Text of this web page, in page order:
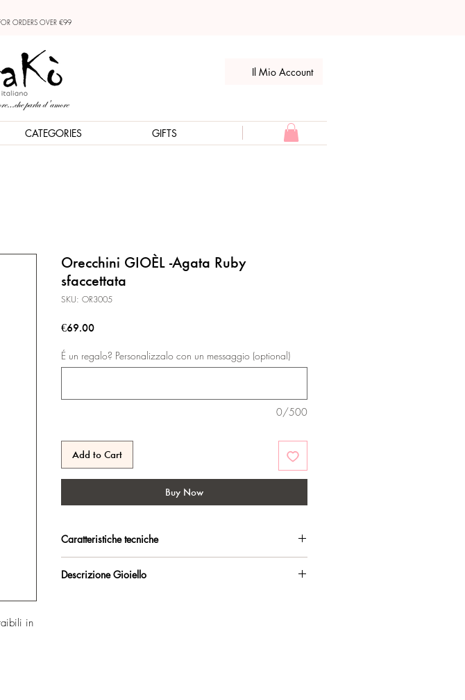
ORDERS OVER €99
Il Mio Account
CATEGORIES GIFTS
in
Orecchini GIOÈL -Agata Ruby
sfaccettata
SKU: OR3005
€69.00Price
É un regalo? Personalizzalo con un messaggio (optional)
0/500
Add to Cart
Buy Now
Caratteristiche tecniche
antiossidante.
Descrizione Gioiello